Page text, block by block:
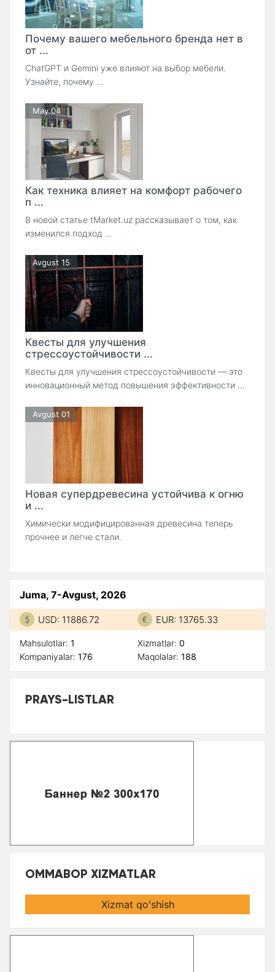
Почему вашего мебельного бренда нет в
от ...
ChatGPT и Gemini уже влияют на выбор мебели.
Узнайте, почему ...
May 04
Как техника влияет на комфорт рабочего
п ...
В новой статье tMarket.uz рассказывает о том, как
изменился подход ...
Avgust 15
Квесты для улучшения
стрессоустойчивости ...
Квесты для улучшения стрессоустойчивости — это
инновационный метод повышения эффективности ...
Avgust 01
Новая супердревесина устойчива к огню
и ...
Химически модифицированная древесина теперь
прочнее и легче стали.
Juma, 7-Avgust, 2026
USD: 11886.72 EUR: 13765.33
Mahsulotlar: 1
Kompaniyalar: 176
Xizmatlar: 0
Maqolalar: 188
PRAYS-LISTLAR
OMMABOP XIZMATLAR
Xizmat qoʻshish